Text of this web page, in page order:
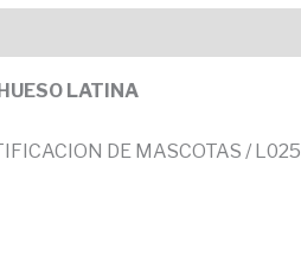
LATINA
DE MASCOTAS / L025